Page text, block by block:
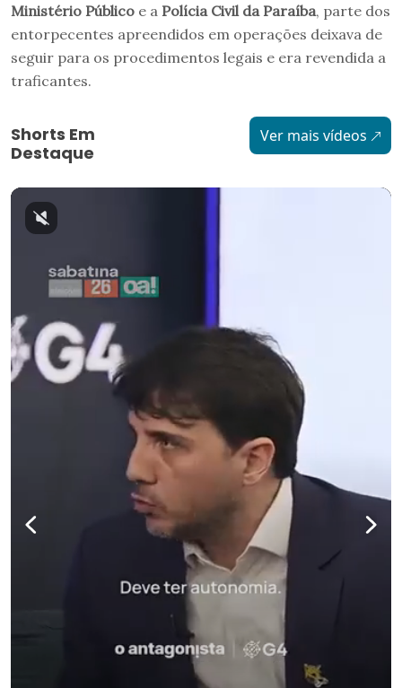
Ministério Público e a Polícia Civil da Paraíba, parte dos
entorpecentes apreendidos em operações deixava de
seguir para os procedimentos legais e era revendida a
traficantes.
Shorts Em
Destaque
Ver mais vídeos